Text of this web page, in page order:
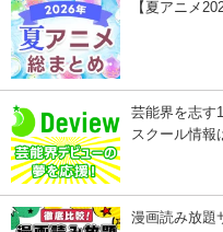
【夏アニメ
芸能界を志す
スクール情報
漫画読み放題